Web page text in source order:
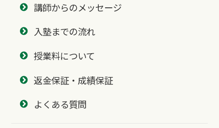
講師からのメッセージ
入塾までの流れ
授業料について
返金保証・成績保証
よくある質問